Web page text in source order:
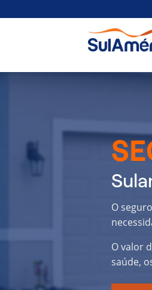
to
O
O valor
saúde,